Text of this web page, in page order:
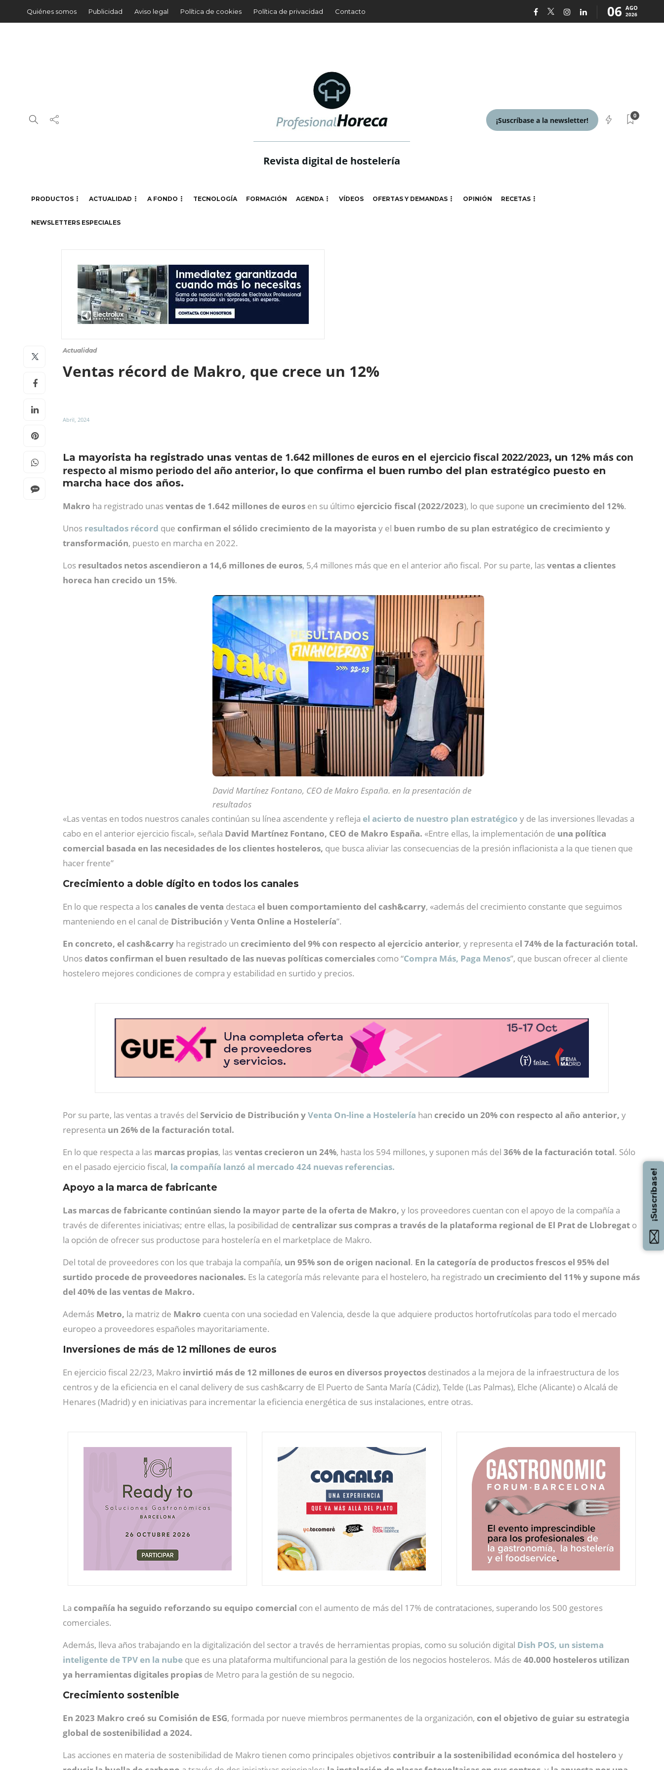
Quiénes somos Publicidad Aviso legal Política de cookies Política de privacidad Contacto 06 AGO
2026
Revista digital de hostelería
¡Suscríbase a la newsletter!
0
PRODUCTOS ACTUALIDAD A FONDO TECNOLOGÍA FORMACIÓN AGENDA VÍDEOS OFERTAS Y DEMANDAS OPINIÓN RECETAS
NEWSLETTERS ESPECIALES
Actualidad
Ventas récord de Makro, que crece un 12%
Abril, 2024
La mayorista ha registrado unas ventas de 1.642 millones de euros en el ejercicio fiscal 2022/2023, un 12% más con
respecto al mismo periodo del año anterior, lo que confirma el buen rumbo del plan estratégico puesto en
marcha hace dos años.
Makro ha registrado unasventas de 1.642 millones de euros en su últimoejercicio fiscal (2022/2023), lo que supone un crecimiento del 12%.
Unos resultados récord que confirman el sólido crecimiento de la mayorista y el buen rumbo de su plan estratégico de crecimiento y
transformación, puesto en marcha en 2022.
Los resultados netos ascendieron a 14,6 millones de euros, 5,4 millones más que en el anterior año fiscal. Por su parte, lasventas a clientes
horeca han crecido un 15%.
David Martínez Fontano, CEO de Makro España. en la presentación de
resultados
«Las ventas en todos nuestros canales continúan su línea ascendente y refleja el acierto de nuestro plan estratégico y de las inversiones llevadas a
cabo en el anterior ejercicio fiscal», señala David Martínez Fontano, CEO de Makro España. «Entre ellas, la implementación de una política
comercial basada en las necesidades de los clientes hosteleros, que busca aliviar las consecuencias de la presión inflacionista a la que tienen que
hacer frente”
Crecimiento a doble dígito en todos los canales
En lo que respecta a loscanales de venta destaca el buen comportamiento del cash&carry, «además del crecimiento constante que seguimos
manteniendo en el canal de Distribución yVenta Online a Hostelería”.
En concreto, el cash&carry ha registrado un crecimiento del 9% con respecto al ejercicio anterior, y representa el 74% de la facturación total.
Unos datos confirman el buen resultado de las nuevas políticas comerciales como “Compra Más, Paga Menos”, que buscan ofrecer al cliente
hostelero mejores condiciones de compra y estabilidad en surtido y precios.
Por su parte, las ventas a través del Servicio de Distribución yVenta On-line a Hostelería han crecido un 20% con respecto al año anterior, y
representa un 26% de la facturación total.
En lo que respecta a las marcas propias, lasventas crecieron un 24%, hasta los 594 millones, y suponen más del 36% de la facturación total. Sólo
en el pasado ejercicio fiscal, la compañía lanzó al mercado 424 nuevas referencias.
Apoyo a la marca de fabricante
Las marcas de fabricante continúan siendo la mayor parte de la oferta de Makro, y los proveedores cuentan con el apoyo de la compañía a
través de diferentes iniciativas; entre ellas, la posibilidad de centralizar sus compras a través de la plataforma regional de El Prat de Llobregat o
la opción de ofrecer sus productose para hostelería en el marketplace de Makro.
Del total de proveedores con los que trabaja la compañía, un 95% son de origen nacional. En la categoría de productos frescosel 95% del
surtido procede de proveedores nacionales. Es la categoría más relevante para el hostelero, ha registrado un crecimiento del 11% y supone más
del 40% de las ventas de Makro.
Además Metro, la matriz de Makro cuenta con una sociedad en Valencia, desde la que adquiere productos hortofrutícolas para todo el mercado
europeo a proveedores españoles mayoritariamente.
Inversiones de más de 12 millones de euros
En ejercicio fiscal 22/23, Makro invirtió más de 12 millones de euros en diversos proyectos destinados a la mejora de la infraestructura de los
centros y de la eficiencia en el canal delivery de sus cash&carry de El Puerto de Santa María (Cádiz), Telde (Las Palmas), Elche (Alicante) o Alcalá de
Henares (Madrid) y en iniciativas para incrementar la eficiencia energética de sus instalaciones, entre otras.
La compañía ha seguido reforzando su equipo comercial con el aumento de más del 17% de contrataciones, superando los 500 gestores
comerciales.
Además, lleva años trabajando en la digitalización del sector a través de herramientas propias, como su solución digital Dish POS, un sistema
inteligente de TPV en la nube que es una plataforma multifuncional para la gestión de los negocios hosteleros. Más de 40.000 hosteleros utilizan
ya herramientas digitales propias de Metro para la gestión de su negocio.
Crecimiento sostenible
En 2023 Makro creó su Comisión de ESG, formada por nueve miembros permanentes de la organización, con el objetivo de guiar su estrategia
global de sostenibilidad a 2024.
Las acciones en materia de sostenibilidad de Makro tienen como principales objetivoscontribuir a la sostenibilidad económica del hostelero y
¡Suscríbase!